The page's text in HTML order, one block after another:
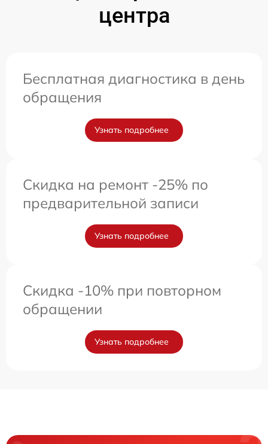
центра
Бесплатная диагностика в день
обращения
Узнать подробнее
Скидка на ремонт -25% по
предварительной записи
Узнать подробнее
Скидка -10% при повторном
обращении
Узнать подробнее